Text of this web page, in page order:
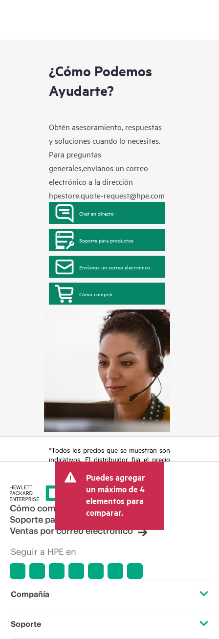
¿Cómo Podemos
Ayudarte?
Obtén asesoramiento, respuestas
y soluciones cuando lo necesites.
Para preguntas
generales,envíanos un correo
electrónico a la dirección
hpestore.quote-request@hpe.com
Chat en directo
Soporte para productos
Envíanos un correo electrónico
Cómo comprar
*Todos los precios que se muestran son
indicativos. El distribuidor fija el precio
otros conceptos, como los impuestos a
la venta, el IVA y el envío. El precio de la
transacción que establece el distribuidor
puede variar con respecto a otros
distribuidores y al precio indicativo
mostrado. El precio indicativo puede
incluir ofertas promocionales por tiempo
hacer ajustes de precios en cualquier
momento por motivos que incluyen, a
condiciones del mercado,
promociones de fin de la vida útil y
Puedes agregar
un máximo de 4
elementos para
comparar.
Cómo comprar
Soporte para productos
Ventas por correo electrónico
Seguir a HPE en
Compañía
Acerca de HPE
Soporte